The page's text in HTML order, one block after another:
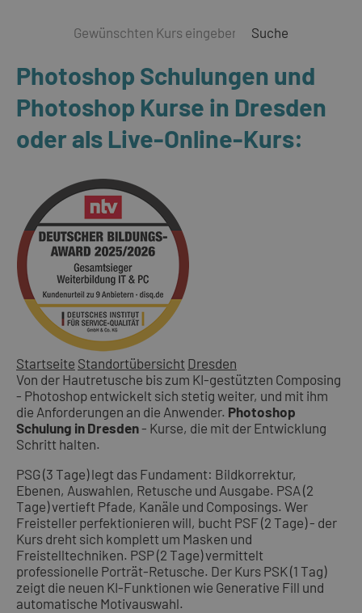
Suche
Photoshop Schulungen und
Photoshop Kurse in Dresden
oder als Live-Online-Kurs:
Startseite Standortübersicht Dresden
Von der Hautretusche bis zum KI-gestützten Composing
- Photoshop entwickelt sich stetig weiter, und mit ihm
die Anforderungen an die Anwender. Photoshop
Schulung in Dresden- Kurse, die mit der Entwicklung
Schritt halten.
PSG (3 Tage) legt das Fundament: Bildkorrektur,
Ebenen, Auswahlen, Retusche und Ausgabe. PSA (2
Tage) vertieft Pfade, Kanäle und Composings. Wer
Freisteller perfektionieren will, bucht PSF (2 Tage) - der
Kurs dreht sich komplett um Masken und
Freistelltechniken. PSP (2 Tage) vermittelt
professionelle Porträt-Retusche. Der Kurs PSK (1 Tag)
zeigt die neuen KI-Funktionen wie Generative Fill und
automatische Motivauswahl.